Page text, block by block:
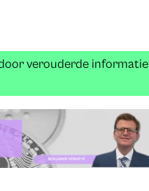
verouderde informatie